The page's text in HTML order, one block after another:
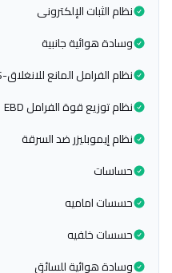
نظام الثبات الإلكترونى
وسادة هوائية جانبية
نظام الفرامل المانع للانغلاق-ABS
نظام توزيع قوة الفرامل EBD
نظام إيموبليزر ضد السرقة
حساسات
حسسات اماميه
حسسات خلفيه
وسادة هوائية للسائق